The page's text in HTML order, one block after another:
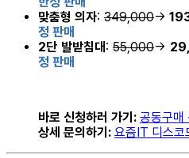
맞춤형 의자:349,000→
정 판매
2단 발받침대: 55,000→
정 판매
바로 신청하러 가기: 공동구매
상세 문의하기: 요즘IT 디스코